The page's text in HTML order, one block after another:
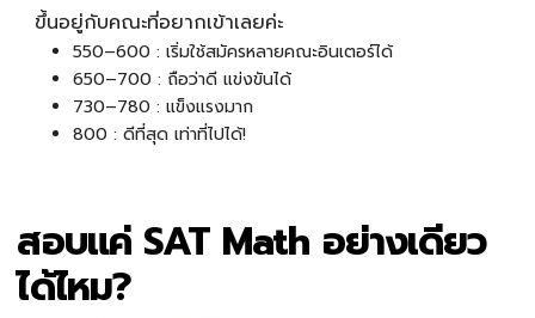
ขึ้นอยู่กับคณะที่อยากเข้าเลยค่ะ
550–600 : เริ่มใช้สมัครหลายคณะอินเตอร์ได้
650–700 : ถือว่าดี แข่งขันได้
730–780 : แข็งแรงมาก
800 : ดีที่สุด เท่าที่ไปได้!
สอบแค่ SAT Math อย่างเดียว
ได้ไหม?